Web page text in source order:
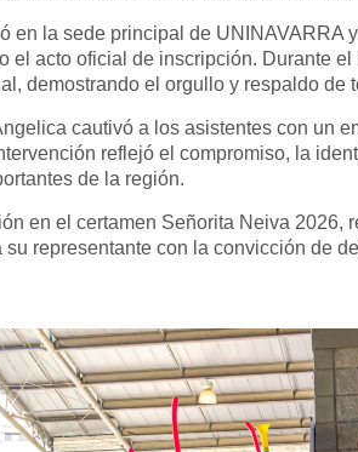
en la sede principal de
acto oficial de inscripción. Durante
demostrando el orgullo y respaldo de
cautivó a los asistentes con un
reflejó el compromiso, la
de la región.
en el certamen Señorita Neiva 2026,
representante con la convicción de